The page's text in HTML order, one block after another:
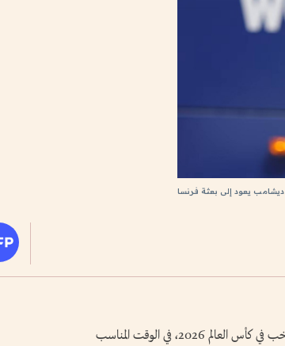
ديشامب يعود إلى بعثة فرنسا
يعود ديدييه ديشامب، المدير الفني لمنتخب فرنسا، إلى معسكر المنتخب في كأس العالم 2026، في الوقت المناسب